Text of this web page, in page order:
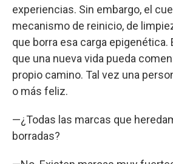
experiencias. Sin embargo, el
mecanismo de reinicio, de
que borra esa carga epigenética.
que una nueva vida pueda
propio camino. Tal vez una
o más feliz.
—¿Todas las marcas que
borradas?